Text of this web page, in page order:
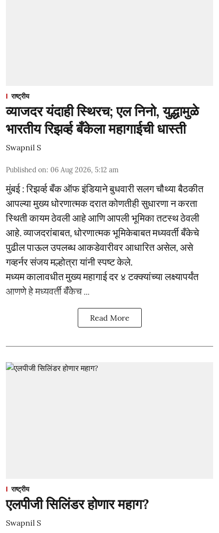
राष्ट्रीय
व्याजदर यंदाही स्थिरच; एल निनो, युद्धामुळे
भारतीय रिझर्व्ह बँकेला महागाईची धास्ती
Swapnil S
Published on: 06 Aug 2026, 5:12 am
मुंबई : रिझर्व्ह बँक ऑफ इंडियाने बुधवारी सलग चौथ्या बैठकीत
आपल्या मुख्य धोरणात्मक दरात कोणतीही सुधारणा न करता
स्थिती कायम ठेवली आहे आणि आपली भूमिका तटस्थ ठेवली
आहे. व्याजदरांबाबत, धोरणात्मक भूमिकेबाबत मध्यवर्ती बँकेचे
पुढील पाऊल उपलब्ध आकडेवारीवर आधारित असेल, असे
गव्हर्नर संजय मल्होत्रा यांनी स्पष्ट केले.
मध्यम कालावधीत मुख्य महागाई दर ४ टक्क्यांच्या लक्ष्यापर्यंत
आणणे हे मध्यवर्ती बँकेच ...
Read More
राष्ट्रीय
एलपीजी सिलिंडर होणार महाग?
Swapnil S